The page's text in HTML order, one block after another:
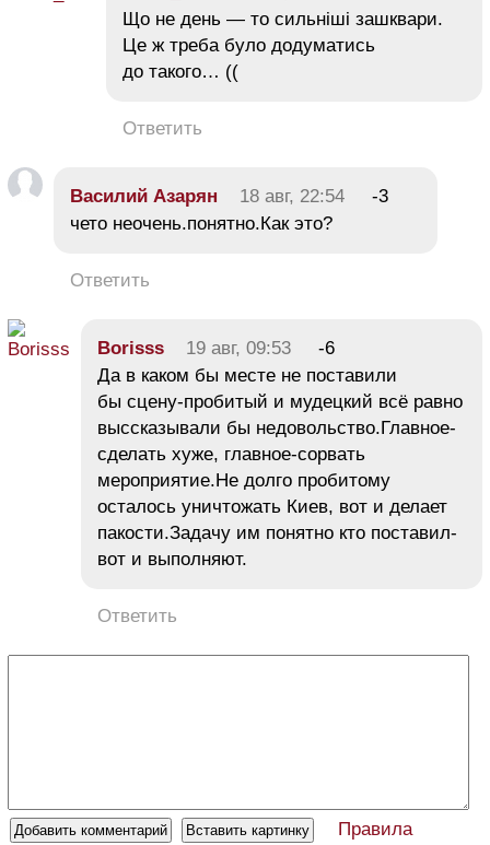
Що не день — то сильніші зашквари.
Це ж треба було додуматись
до такого… ((
Ответить
Василий Азарян 18 авг, 22:54
-3
чето неочень.понятно.Как это?
Ответить
Borisss 19 авг, 09:53
-6
Да в каком бы месте не поставили
бы сцену-пробитый и мудецкий всё равно
выссказывали бы недовольство.Главное-
сделать хуже, главное-сорвать
мероприятие.Не долго пробитому
осталось уничтожать Киев, вот и делает
пакости.Задачу им понятно кто поставил-
вот и выполняют.
Ответить
Правила